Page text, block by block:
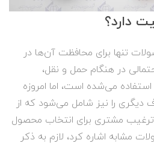
دارد؟
تنها برای محافظت آن‌ها در
در هنگام حمل و نقل،
می‌شده است، اما امروزه
دیگری را نیز شامل می‌شود که از
مشتری برای انتخاب محصول
مشابه اشاره کرد، لازم به ذکر